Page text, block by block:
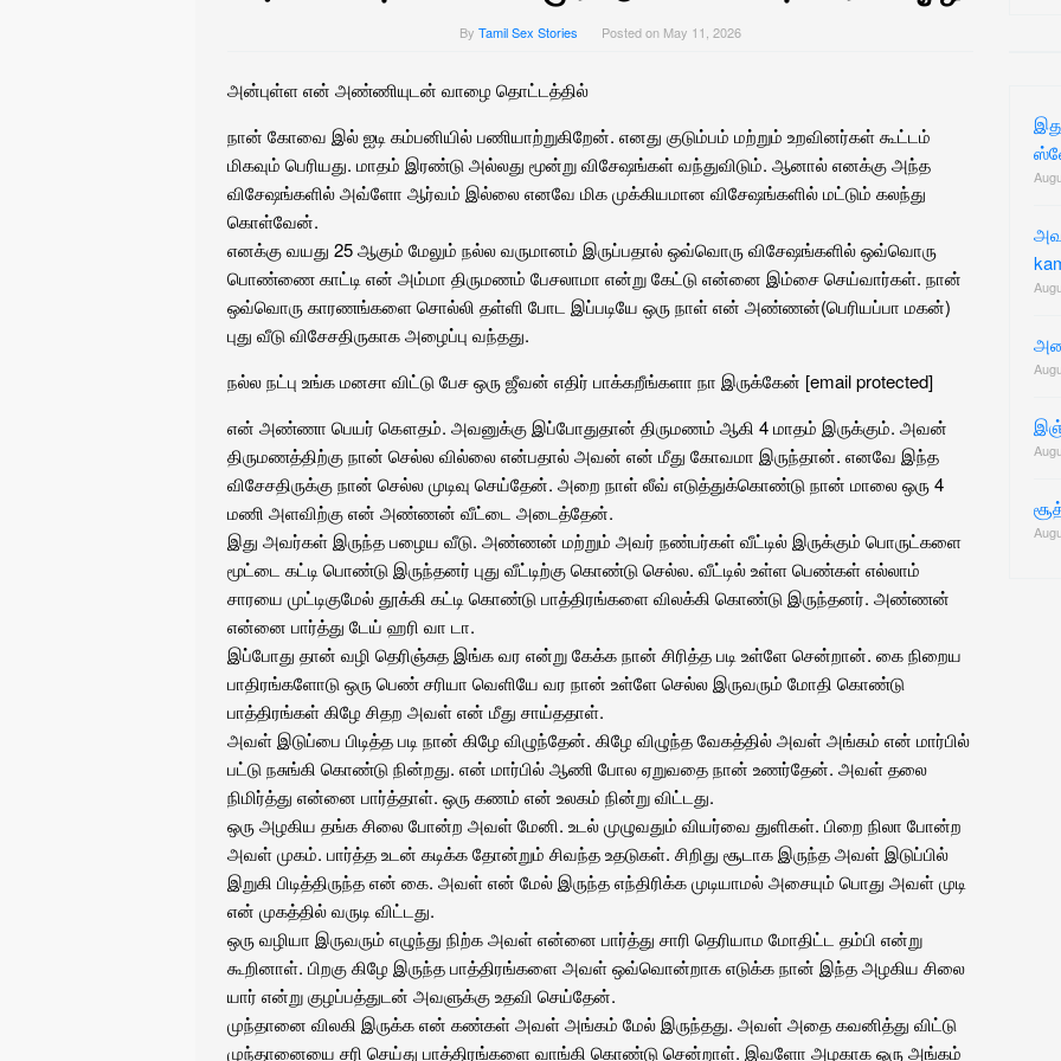
By Tamil Sex Stories Posted on May 11, 2026
அன்புள்ள என் அண்ணியுடன் வாழை தொட்டத்தில்
நான் கோவை இல் ஐடி கம்பனியில் பணியாற்றுகிறேன். எனது குடும்பம் மற்றும் உறவினர்கள் கூட்டம்
மிகவும் பெரியது. மாதம் இரண்டு அல்லது மூன்று விசேஷங்கள் வந்துவிடும். ஆனால் எனக்கு அந்த
விசேஷங்களில் அவ்ளோ ஆர்வம் இல்லை எனவே மிக முக்கியமான விசேஷங்களில் மட்டும் கலந்து
கொள்வேன்.
எனக்கு வயது 25 ஆகும் மேலும் நல்ல வருமானம் இருப்பதால் ஒவ்வொரு விசேஷங்களில் ஒவ்வொரு
பொண்ணை காட்டி என் அம்மா திருமணம் பேசலாமா என்று கேட்டு என்னை இம்சை செய்வார்கள். நான்
ஒவ்வொரு காரணங்களை சொல்லி தள்ளி போட இப்படியே ஒரு நாள் என் அண்ணன்(பெரியப்பா மகன்)
புது வீடு விசேசதிருகாக அழைப்பு வந்தது.
நல்ல நட்பு உங்க மனசா விட்டு பேச ஒரு ஜீவன் எதிர் பாக்கறீங்களா நா இருக்கேன் [email protected]
என் அண்ணா பெயர் கௌதம். அவனுக்கு இப்போதுதான் திருமணம் ஆகி 4 மாதம் இருக்கும். அவன்
திருமணத்திற்கு நான் செல்ல வில்லை என்பதால் அவன் என் மீது கோவமா இருந்தான். எனவே இந்த
விசேசதிருக்கு நான் செல்ல முடிவு செய்தேன். அறை நாள் லீவ் எடுத்துக்கொண்டு நான் மாலை ஒரு 4
மணி அளவிற்கு என் அண்ணன் வீட்டை அடைத்தேன்.
இது அவர்கள் இருந்த பழைய வீடு. அண்ணன் மற்றும் அவர் நண்பர்கள் வீட்டில் இருக்கும் பொருட்களை
மூட்டை கட்டி பொண்டு இருந்தனர் புது வீட்டிற்கு கொண்டு செல்ல. வீட்டில் உள்ள பெண்கள் எல்லாம்
சாரயை முட்டிகுமேல் தூக்கி கட்டி கொண்டு பாத்திரங்களை விலக்கி கொண்டு இருந்தனர். அண்ணன்
என்னை பார்த்து டேய் ஹரி வா டா.
இப்போது தான் வழி தெரிஞ்சுத இங்க வர என்று கேக்க நான் சிரித்த படி உள்ளே சென்றான். கை நிறைய
பாதிரங்களோடு ஒரு பெண் சரியா வெளியே வர நான் உள்ளே செல்ல இருவரும் மோதி கொண்டு
பாத்திரங்கள் கிழே சிதற அவள் என் மீது சாய்ததாள்.
அவள் இடுப்பை பிடித்த படி நான் கிழே விழுந்தேன். கிழே விழுந்த வேகத்தில் அவள் அங்கம் என் மார்பில்
பட்டு நசுங்கி கொண்டு நின்றது. என் மார்பில் ஆணி போல ஏறுவதை நான் உணர்தேன். அவள் தலை
நிமிர்த்து என்னை பார்த்தாள். ஒரு கணம் என் உலகம் நின்று விட்டது.
ஒரு அழகிய தங்க சிலை போன்ற அவள் மேனி. உடல் முழுவதும் வியர்வை துளிகள். பிறை நிலா போன்ற
அவள் முகம். பார்த்த உடன் கடிக்க தோன்றும் சிவந்த உதடுகள். சிறிது சூடாக இருந்த அவள் இடுப்பில்
இறுகி பிடித்திருந்த என் கை. அவள் என் மேல் இருந்த எந்திரிக்க முடியாமல் அசையும் பொது அவள் முடி
என் முகத்தில் வருடி விட்டது.
ஒரு வழியா இருவரும் எழுந்து நிற்க அவள் என்னை பார்த்து சாரி தெரியாம மோதிட்ட தம்பி என்று
கூறினாள். பிறகு கிழே இருந்த பாத்திரங்களை அவள் ஒவ்வொன்றாக எடுக்க நான் இந்த அழகிய சிலை
யார் என்று குழப்பத்துடன் அவளுக்கு உதவி செய்தேன்.
முந்தானை விலகி இருக்க என் கண்கள் அவள் அங்கம் மேல் இருந்தது. அவள் அதை கவனித்து விட்டு
முந்தானையை சரி செய்து பாத்திரங்களை வாங்கி கொண்டு சென்றாள். இவளோ அழகாக ஒரு அங்கம்